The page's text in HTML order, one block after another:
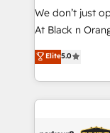
métiers ⚙️ Configuration de la plateforme HubSpot
Book Process
Formations des
We don’t just
At Black n
Marketing with
BOOMS and
combination
businesses worldwide. As Elite
Elite5.0